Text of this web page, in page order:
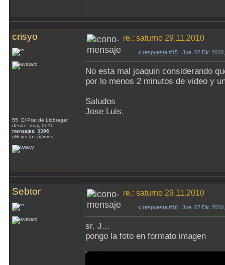
crisyo
55 El Prat de Llobregat
desde: may, 2010
mensajes: 3396
clik ver los últimos
re.: saturno 29.11.2010
« respuesta #15 : Jue, 02 Dic
No esta mal joaquin considerando
por lo menos 2 minutos de video y
Saludos
Jose Luis.
Sebtor re.: saturno 29.11.2010
« respuesta #16 : Jue, 02 Dic
sr. J...
pongo la foto en formato imagen